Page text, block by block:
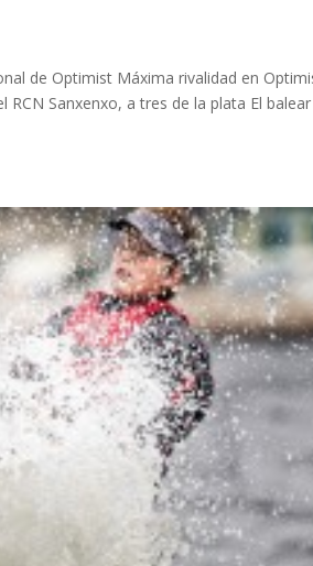
de Optimist Máxima rivalidad en
Sanxenxo, a tres de la plata El balear